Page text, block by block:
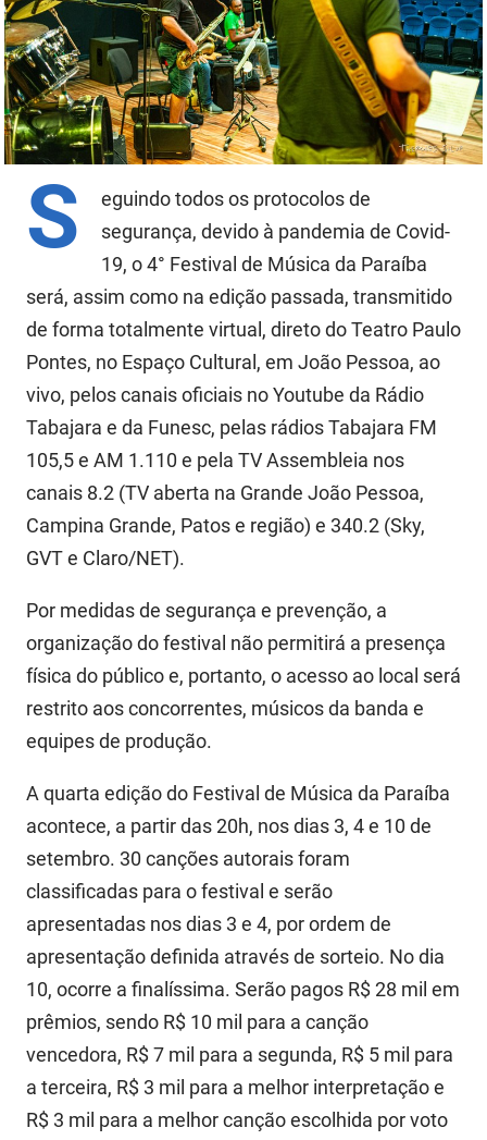
Planejamento, Orçamento e Gestão
Procuradoria Geral do Estado
Representação Institucional
Saúde
Segurança e Defesa Social
Turismo e Desenvolvimento Econômico
FUNES
FUNESC
IMEQ
IASS
IPHAEP
JUCEP
LIFESA
Ouvidoria Geral do Estado
PBGÁS
PB Saúde
Projeto Cooperar
Polícia Militar
Rádio Tabajara
SUDEMA
SUPLAN
UEPB
S
eguindo todos os protocolos de
segurança, devido à pandemia de Covid-
19, o 4° Festival de Música da Paraíba
será, assim como na edição passada, transmitido
de forma totalmente virtual, direto do Teatro Paulo
Pontes, no Espaço Cultural, em João Pessoa, ao
vivo, pelos canais oficiais no Youtube da Rádio
Tabajara e da Funesc, pelas rádios Tabajara FM
105,5 e AM 1.110 e pela TV Assembleia nos
canais 8.2 (TV aberta na Grande João Pessoa,
Campina Grande, Patos e região) e 340.2 (Sky,
GVT e Claro/NET).
Por medidas de segurança e prevenção, a
organização do festival não permitirá a presença
física do público e, portanto, o acesso ao local será
restrito aos concorrentes, músicos da banda e
equipes de produção.
A quarta edição do Festival de Música da Paraíba
acontece, a partir das 20h, nos dias 3, 4 e 10 de
setembro. 30 canções autorais foram
classificadas para o festival e serão
apresentadas nos dias 3 e 4, por ordem de
apresentação definida através de sorteio. No dia
10, ocorre a finalíssima. Serão pagos R$ 28 mil em
prêmios, sendo R$ 10 mil para a canção
vencedora, R$ 7 mil para a segunda, R$ 5 mil para
a terceira, R$ 3 mil para a melhor interpretação e
R$ 3 mil para a melhor canção escolhida por voto